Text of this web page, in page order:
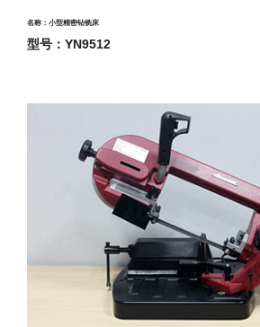
名称：小型精密钻铣床
型号：YN9512